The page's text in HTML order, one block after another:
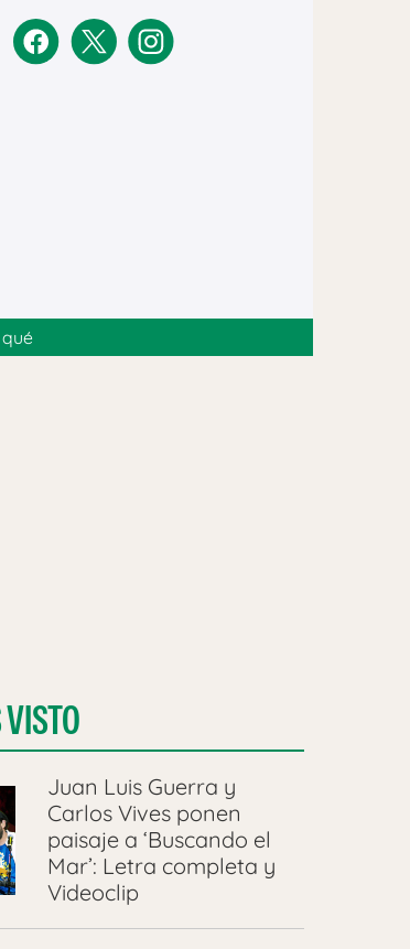
Juan Luis Guerra y
Carlos Vives ponen
paisaje a ‘Buscando el
Mar’: Letra completa y
Videoclip